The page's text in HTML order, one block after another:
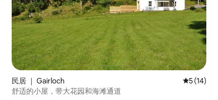
民居 ｜ Gairloch 平均评分
5 (14)
舒适的小屋，带大花园和海滩通道